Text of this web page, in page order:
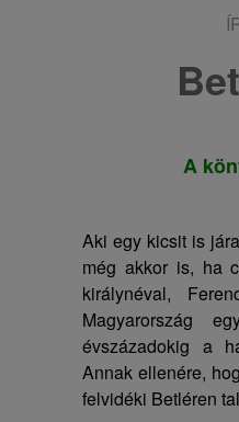
A
Aki egy kicsit is
még akkor is, ha
királynéval,
Magyarország
évszázadokig a
Annak ellenére,
felvidéki Betléren